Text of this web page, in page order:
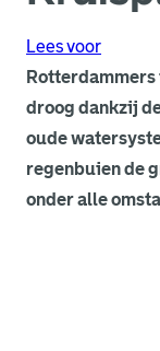
Lees voor
Rotterdammers
droog dankzij
oude
regenbuien de
onder alle